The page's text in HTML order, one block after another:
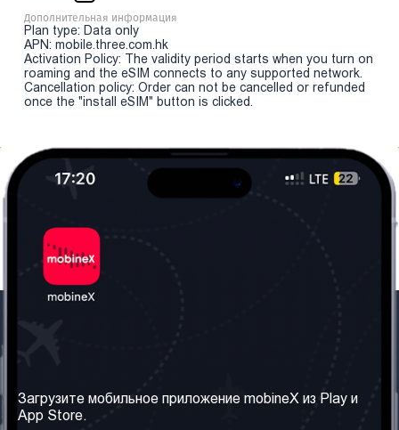
Дополнительная информация
Plan type: Data only
APN: mobile.three.com.hk
Activation Policy: The validity period starts when you turn on
roaming and the eSIM connects to any supported network.
Cancellation policy: Order can not be cancelled or refunded
once the "install eSIM" button is clicked.
Наши сервисы
Правила и Условия
Загрузите мобильное приложение mobineX из Play и
App Store.